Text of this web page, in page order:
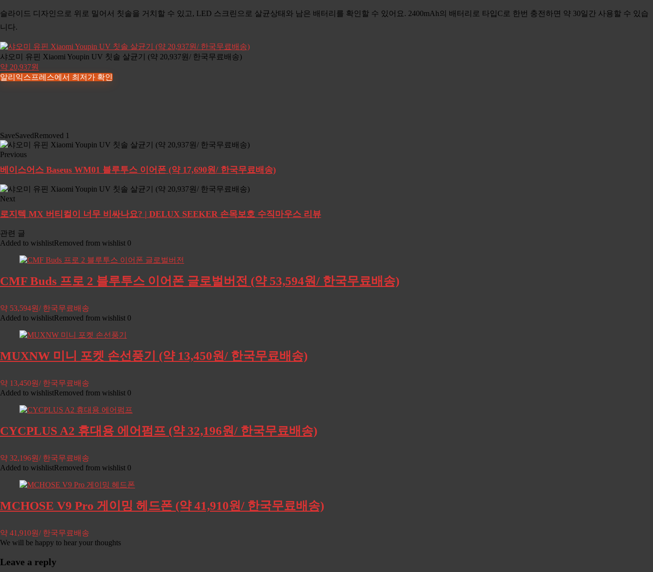
슬라이드 디자인으로 위로 밀어서 칫솔을 거치할 수 있고, LED 스크린으로 살균상태와 남은 배터리를 확인할 수 있어요. 2400mAh의 배터리로 타입C로 한번 충전하면 약 30일간 사용할 수 있습
니다.
샤오미 유핀 Xiaomi Youpin UV 칫솔 살균기 (약 20,937원/ 한국무료배송)
약 20,937원
알리익스프레스에서 최저가 확인
SaveSavedRemoved 1
Previous
베이스어스 Baseus WM01 블루투스 이어폰 (약 17,690원/ 한국무료배송)
Next
로지텍 MX 버티컬이 너무 비싸나요? | DELUX SEEKER 손목보호 수직마우스 리뷰
관련 글
Added to wishlistRemoved from wishlist 0
CMF Buds 프로 2 블루투스 이어폰 글로벌버전 (약 53,594원/ 한국무료배송)
약 53,594원/ 한국무료배송
Added to wishlistRemoved from wishlist 0
MUXNW 미니 포켓 손선풍기 (약 13,450원/ 한국무료배송)
약 13,450원/ 한국무료배송
Added to wishlistRemoved from wishlist 0
CYCPLUS A2 휴대용 에어펌프 (약 32,196원/ 한국무료배송)
약 32,196원/ 한국무료배송
Added to wishlistRemoved from wishlist 0
MCHOSE V9 Pro 게이밍 헤드폰 (약 41,910원/ 한국무료배송)
약 41,910원/ 한국무료배송
We will be happy to hear your thoughts
Leave a reply